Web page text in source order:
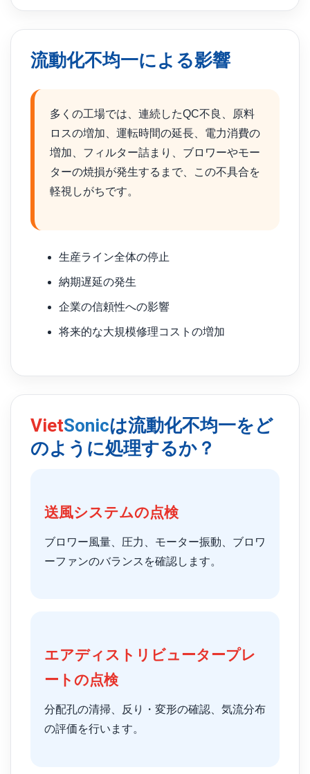
流動化不均一による影響
多くの工場では、連続したQC不良、原料
ロスの増加、運転時間の延長、電力消費の
増加、フィルター詰まり、ブロワーやモー
ターの焼損が発生するまで、この不具合を
軽視しがちです。
生産ライン全体の停止
納期遅延の発生
企業の信頼性への影響
将来的な大規模修理コストの増加
VietSonicは流動化不均一をど
のように処理するか？
送風システムの点検
ブロワー風量、圧力、モーター振動、ブロワ
ーファンのバランスを確認します。
エアディストリビュータープレ
ートの点検
分配孔の清掃、反り・変形の確認、気流分布
の評価を行います。